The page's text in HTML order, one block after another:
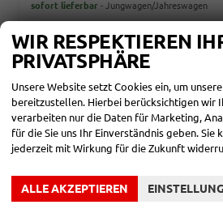
sofort lieferbar Jungwagen/Jahreswagen
Fahrzeugnr. 863479 Getriebe
Kraftstoff
Diesel Außenfarbe
Weiß
Leistung 114 kW (155 PS)
64.092,– €
Differenzbesteuert
alles ausgewählt
WIR RESPEKTIEREN
PRIVATSPHÄRE
Unsere Website setzt Cookies ein, um
bereitzustellen. Hierbei berücksichtigen wir
verarbeiten nur die Daten für Marketing,
für die Sie uns Ihr Einverständnis geben. Sie
jederzeit mit Wirkung für die Zukunft
ALLE AKZEPTIEREN